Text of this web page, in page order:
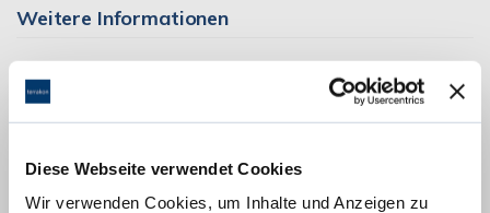
Diese Webseite verwendet Cookies
Wir verwenden Cookies, um Inhalte und Anzeigen zu
Weitere Informationen
Wesentlicher Energieträger
Strom